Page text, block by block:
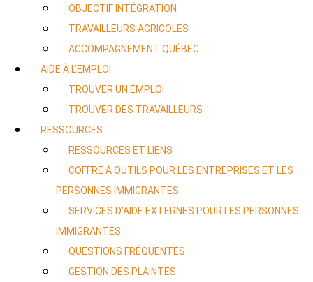
OBJECTIF INTÉGRATION
TRAVAILLEURS AGRICOLES
ACCOMPAGNEMENT QUÉBEC
AIDE À L’EMPLOI
TROUVER UN EMPLOI
TROUVER DES TRAVAILLEURS
RESSOURCES
RESSOURCES ET LIENS
COFFRE À OUTILS POUR LES ENTREPRISES ET LES
PERSONNES IMMIGRANTES
SERVICES D’AIDE EXTERNES POUR LES PERSONNES
IMMIGRANTES
QUESTIONS FRÉQUENTES
GESTION DES PLAINTES